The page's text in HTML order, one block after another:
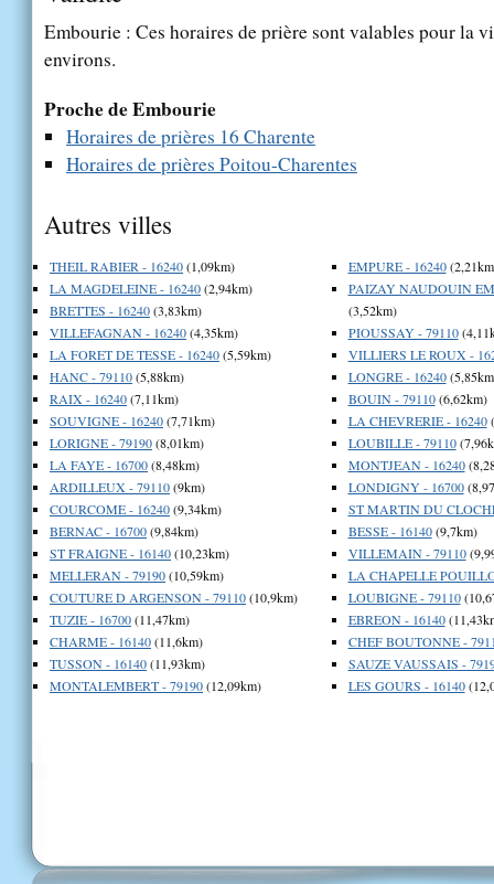
Embourie : Ces horaires de prière sont valables pour la
environs.
Proche de Embourie
Horaires de prières 16 Charente
Horaires de prières Poitou-Charentes
Autres villes
THEIL RABIER - 16240(1,09km)
LA MAGDELEINE - 16240(2,94km)
BRETTES - 16240(3,83km)
VILLEFAGNAN - 16240(4,35km)
LA FORET DE TESSE - 16240(5,59km)
HANC - 79110(5,88km)
RAIX - 16240(7,11km)
SOUVIGNE - 16240(7,71km)
LORIGNE - 79190(8,01km)
LA FAYE - 16700(8,48km)
ARDILLEUX - 79110(9km)
COURCOME - 16240(9,34km)
BERNAC - 16700(9,84km)
ST FRAIGNE - 16140(10,23km)
MELLERAN - 79190(10,59km)
COUTURE D ARGENSON - 79110(10,9km)
TUZIE - 16700(11,47km)
CHARME - 16140(11,6km)
TUSSON - 16140(11,93km)
MONTALEMBERT - 79190(12,09km)
EMPURE - 16240
PAIZAY NAUDOUIN
(3,52km)
PIOUSSAY - 79110
VILLIERS LE ROUX -
LONGRE - 16240
BOUIN - 79110(6,62km)
LA CHEVRERIE - 16240
LOUBILLE - 79110
MONTJEAN - 16240
LONDIGNY - 16700
ST MARTIN DU
BESSE - 16140(9,7km)
VILLEMAIN - 79110
LA CHAPELLE
LOUBIGNE - 79110
EBREON - 16140
CHEF BOUTONNE -
SAUZE VAUSSAIS -
LES GOURS - 16140